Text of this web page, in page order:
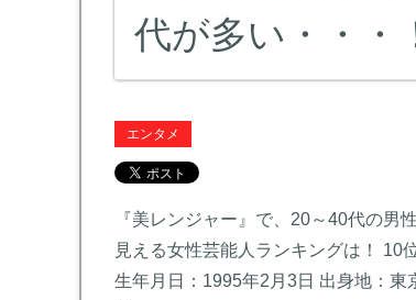
代が多い・・・
エンタメ
『美レンジャー』で、20～40代の男
見える女性芸能人ランキングは！ 10
生年月日：1995年2月3日 出身地：東